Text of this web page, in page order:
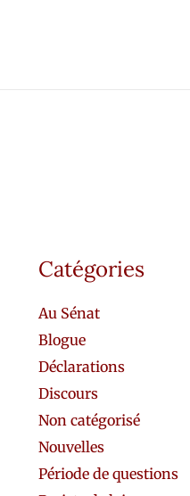
Catégories
Au Sénat
Blogue
Déclarations
Discours
Non catégorisé
Nouvelles
Période de questions